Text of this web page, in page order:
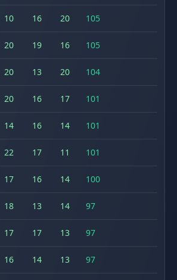
10 16 20 105
20 19 16 105
20 13 20 104
20 16 17 101
14 16 14 101
22 17 11 101
17 16 14 100
18 13 14 97
17 17 13 97
16 14 13 97